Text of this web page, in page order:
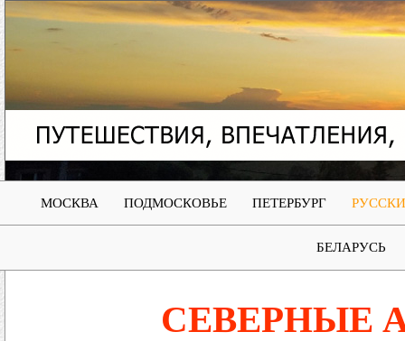
МОСКВА ПОДМОСКОВЬЕ ПЕТЕРБУРГ
БЕЛАРУСЬ
СЕВЕРНЫЕ